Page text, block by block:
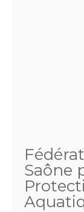
Saône